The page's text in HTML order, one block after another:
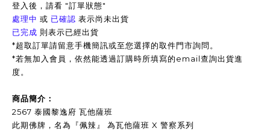
登入後，請看 "訂單狀態"
處理中 或 已確認 表示尚未出貨
已完成 則表示已經出貨
*超取訂單請留意手機簡訊或至您選擇的取件門市詢問。
*若無加入會員，依然能透過訂購時所填寫的email查詢出貨進
度。
商品簡介：
2567 泰國黎逸府 瓦他薩班
此期佛牌，名為『佩辣』 為瓦他薩班 X 警察系列